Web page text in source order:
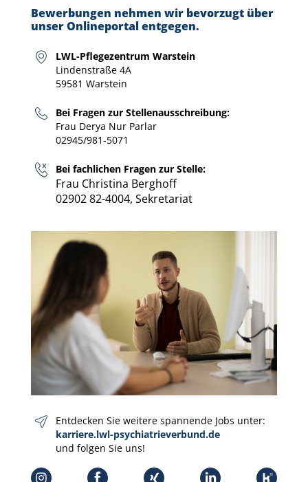
Bewerbungen nehmen wir bevorzugt über
unser Onlineportal entgegen.
LWL-Pflegezentrum Warstein
Lindenstraße 4A
59581 Warstein
Bei Fragen zur Stellenausschreibung:
Frau Derya Nur Parlar
02945/981-5071
Bei fachlichen Fragen zur Stelle:
Frau Christina Berghoff
02902 82-4004, Sekretariat
Entdecken Sie weitere spannende Jobs unter:
karriere.lwl-psychiatrieverbund.de
und folgen Sie uns!